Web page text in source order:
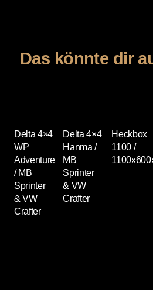
Das könnte dir
Delta 4×4
WP
Adventure
/ MB
Sprinter
& VW
Crafter
Delta 4×4
Hanma /
MB
Sprinter
& VW
Crafter
Heckbox
1100 /